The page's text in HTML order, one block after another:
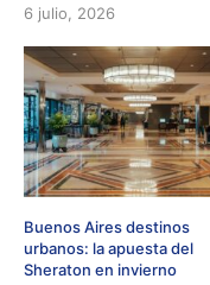
6 julio, 2026
Buenos Aires destinos
urbanos: la apuesta del
Sheraton en invierno